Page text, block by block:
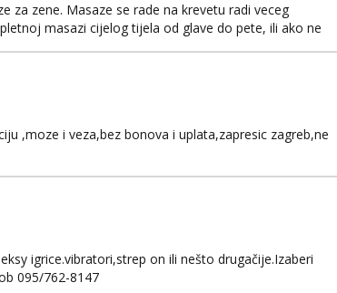
za zene. Masaze se rade na krevetu radi veceg
masazi cijelog tijela od glave do pete, ili ako ne
,moze i veza,bez bonova i uplata,zapresic zagreb,ne
igrice.vibratori,strep on ili nešto drugačije.Izaberi
095/762-8147